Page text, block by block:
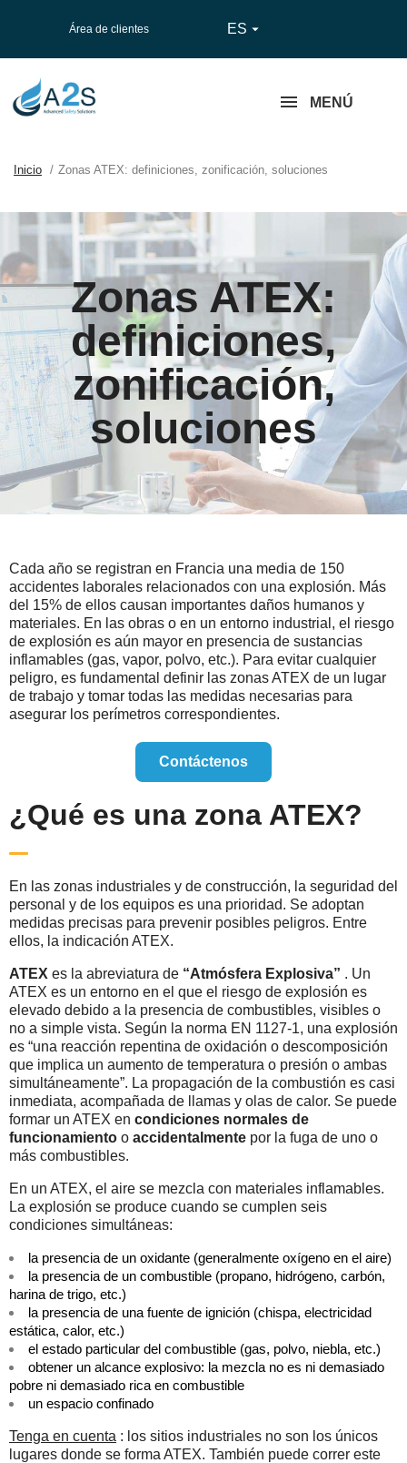
Área de clientes ES 
MENÚ
Inicio Zonas ATEX: definiciones, zonificación, soluciones
Zonas ATEX:
definiciones,
zonificación,
soluciones
Cada año se registran en Francia una media de 150
accidentes laborales relacionados con una explosión. Más
del 15% de ellos causan importantes daños humanos y
materiales. En las obras o en un entorno industrial, el riesgo
de explosión es aún mayor en presencia de sustancias
inflamables (gas, vapor, polvo, etc.). Para evitar cualquier
peligro, es fundamental definir las zonas ATEX de un lugar
de trabajo y tomar todas las medidas necesarias para
asegurar los perímetros correspondientes.
Contáctenos
¿Qué es una zona ATEX?
En las zonas industriales y de construcción, la seguridad del
personal y de los equipos es una prioridad. Se adoptan
medidas precisas para prevenir posibles peligros. Entre
ellos, la indicación ATEX.
ATEX es la abreviatura de “Atmósfera Explosiva” . Un
ATEX es un entorno en el que el riesgo de explosión es
elevado debido a la presencia de combustibles, visibles o
no a simple vista. Según la norma EN 1127-1, una explosión
es “una reacción repentina de oxidación o descomposición
que implica un aumento de temperatura o presión o ambas
simultáneamente”. La propagación de la combustión es casi
inmediata, acompañada de llamas y olas de calor. Se puede
formar un ATEX en condiciones normales de
funcionamiento o accidentalmente por la fuga de uno o
más combustibles.
En un ATEX, el aire se mezcla con materiales inflamables.
La explosión se produce cuando se cumplen seis
condiciones simultáneas:
la presencia de un oxidante (generalmente oxígeno en el aire)
la presencia de un combustible (propano, hidrógeno, carbón,
harina de trigo, etc.)
la presencia de una fuente de ignición (chispa, electricidad
estática, calor, etc.)
el estado particular del combustible (gas, polvo, niebla, etc.)
obtener un alcance explosivo: la mezcla no es ni demasiado
pobre ni demasiado rica en combustible
un espacio confinado
Tenga en cuenta : los sitios industriales no son los únicos
lugares donde se forma ATEX. También puede correr este